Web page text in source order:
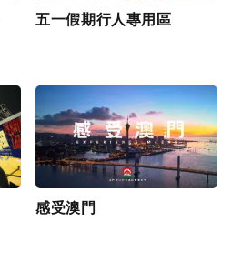
五一假期行人專用區
感受澳門